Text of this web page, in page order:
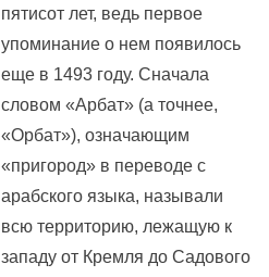
пятисот лет, ведь первое
упоминание о нем появилось
еще в 1493 году. Сначала
словом «Арбат» (а точнее,
«Орбат»), означающим
«пригород» в переводе с
арабского языка, называли
всю территорию, лежащую к
западу от Кремля до Садового